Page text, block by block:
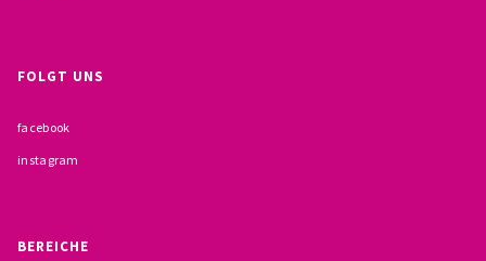
FOLGT UNS
facebook
instagram
BEREICHE